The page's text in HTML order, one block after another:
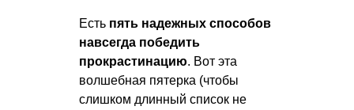
Есть пять надежных способов
навсегда победить
прокрастинацию. Вот эта
волшебная пятерка (чтобы
слишком длинный список не